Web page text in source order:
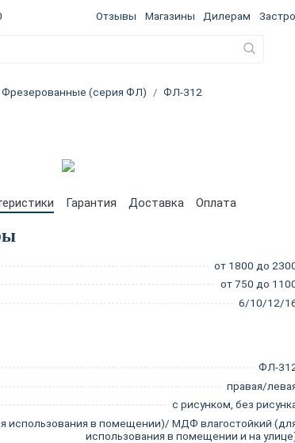
Отзывы Магазины Дилерам
Фрезерованные (серия ФЛ) ФЛ-312
Гарантия Доставка Оплата
от 1800 до
от 750 до
6/10/12/
ФЛ-
правая/
с рисунком, без
использования в помещении)/ МДФ влагостойкий
использования в помещении и на